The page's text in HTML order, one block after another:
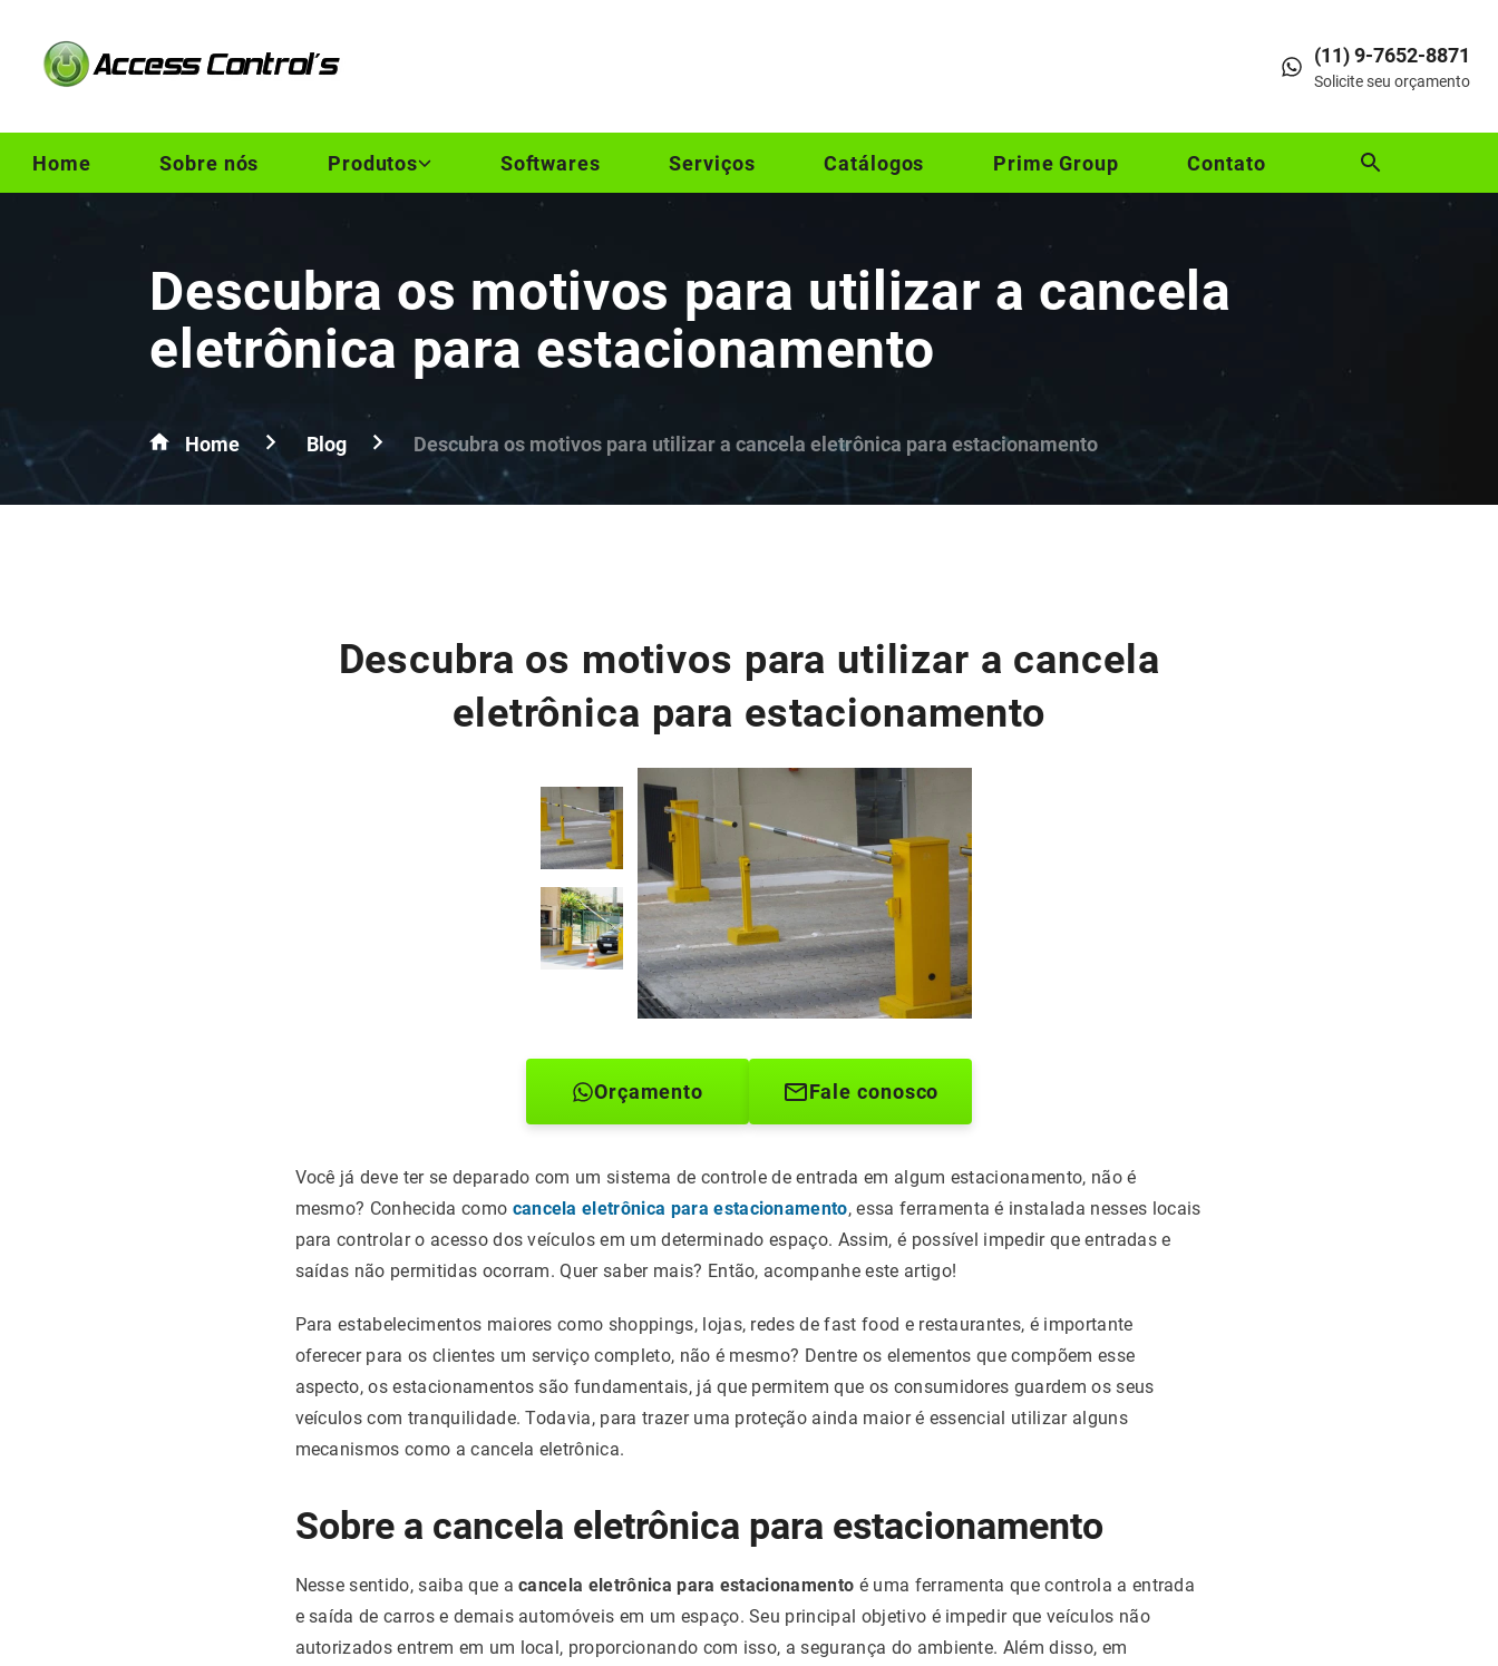
(11) 9-7652-8871
Solicite seu orçamento
Home Sobre nós Produtos Softwares Serviços Catálogos Prime Group Contato
Descubra os motivos para utilizar a cancela
eletrônica para estacionamento
Home Blog Descubra os motivos para utilizar a cancela eletrônica para estacionamento
Descubra os motivos para utilizar a cancela
eletrônica para estacionamento
Orçamento Fale conosco
Você já deve ter se deparado com um sistema de controle de entrada em algum estacionamento, não é
mesmo? Conhecida como cancela eletrônica para estacionamento, essa ferramenta é instalada nesses locais
para controlar o acesso dos veículos em um determinado espaço. Assim, é possível impedir que entradas e
saídas não permitidas ocorram. Quer saber mais? Então, acompanhe este artigo!
Para estabelecimentos maiores como shoppings, lojas, redes de fast food e restaurantes, é importante
oferecer para os clientes um serviço completo, não é mesmo? Dentre os elementos que compõem esse
aspecto, os estacionamentos são fundamentais, já que permitem que os consumidores guardem os seus
veículos com tranquilidade. Todavia, para trazer uma proteção ainda maior é essencial utilizar alguns
mecanismos como a cancela eletrônica.
Sobre a cancela eletrônica para estacionamento
Nesse sentido, saiba que acancela eletrônica para estacionamento é uma ferramenta que controla a entrada
e saída de carros e demais automóveis em um espaço. Seu principal objetivo é impedir que veículos não
autorizados entrem em um local, proporcionando com isso, a segurança do ambiente. Além disso, em